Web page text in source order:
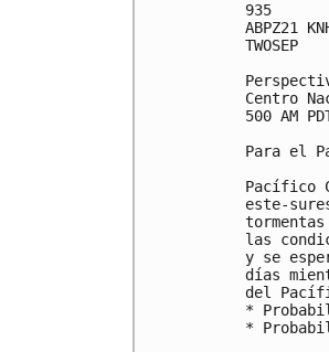
935
ABPZ21
TWOSEP
Centro
500 AM
Para el
Pacífico
este-
las
y se
días
del
*
*